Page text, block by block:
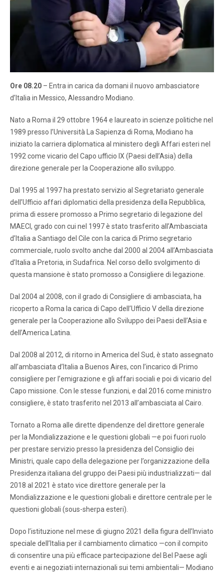
Ore 08.20 – Entra in carica da domani il nuovo ambasciatore
d’Italia in Messico, Alessandro Modiano.
Nato a Roma il 29 ottobre 1964 e laureato in scienze politiche nel
1989 presso l’Università La Sapienza di Roma, Modiano ha
iniziato la carriera diplomatica al ministero degli Affari esteri nel
1992 come vicario del Capo ufficio IX (Paesi dell’Asia) della
direzione generale per la Cooperazione allo sviluppo.
Dal 1995 al 1997 ha prestato servizio al Segretariato generale
dell’Ufficio affari diplomatici della presidenza della Repubblica,
prima di essere promosso a Primo segretario di legazione del
MAECI, grado con cui nel 1997 è stato trasferito all’Ambasciata
d’Italia a Santiago del Cile con la carica di Primo segretario
commerciale, ruolo svolto anche dal 2000 al 2004 all’Ambasciata
d’Italia a Pretoria, in Sudafrica. Nel corso dello svolgimento di
questa mansione è stato promosso a Consigliere di legazione.
Dal 2004 al 2008, con il grado di Consigliere di ambasciata, ha
ricoperto a Roma la carica di Capo dell’Ufficio V della direzione
generale per la Cooperazione allo Sviluppo dei Paesi dell’Asia e
dell’America Latina.
Dal 2008 al 2012, di ritorno in America del Sud, è stato assegnato
all’ambasciata d’Italia a Buenos Aires, con l’incarico di Primo
consigliere per l’emigrazione e gli affari sociali e poi di vicario del
Capo missione. Con le stesse funzioni, e dal 2016 come ministro
consigliere, è stato trasferito nel 2013 all’ambasciata al Cairo.
Tornato a Roma alle dirette dipendenze del direttore generale
per la Mondializzazione e le questioni globali —e poi fuori ruolo
per prestare servizio presso la presidenza del Consiglio dei
Ministri, quale capo della delegazione per l’organizzazione della
Presidenza italiana del gruppo dei Paesi più industrializzati— dal
2018 al 2021 è stato vice direttore generale per la
Mondializzazione e le questioni globali e direttore centrale per le
questioni globali (sous-sherpa esteri).
Dopo l’istituzione nel mese di giugno 2021 della figura dell’Inviato
speciale dell’Italia per il cambiamento climatico —con il compito
di consentire una più efficace partecipazione del Bel Paese agli
eventi e ai negoziati internazionali sui temi ambientali— Modiano